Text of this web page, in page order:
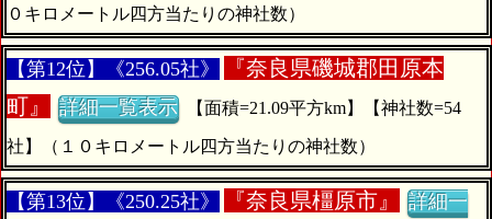
０キロメートル四方当たりの神社数）
【第12位】《256.05社》 『奈良県磯城郡田原本
町』
詳細一覧表示
社】（１０キロメートル四方当たりの神社数）
【第13位】《250.25社》 『奈良県橿原市』
詳細一